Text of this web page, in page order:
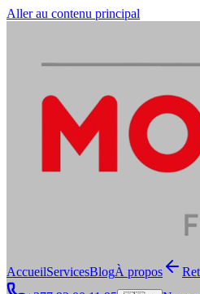
Aller au contenu principal
AccueilServicesBlogÀ propos